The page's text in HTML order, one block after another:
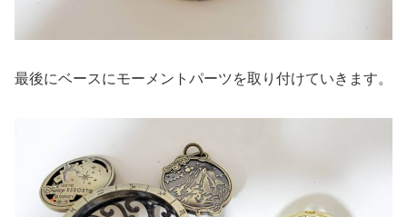
最後にベースにモーメントパーツを取り付けていきます。